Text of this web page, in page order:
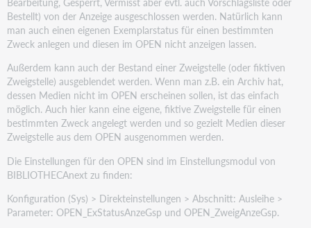
Bestellt) von der Anzeige ausgeschlossen werden. Natürlich kann
man auch einen eigenen Exemplarstatus für einen bestimmten
Zweck anlegen und diesen im OPEN nicht anzeigen lassen.
Außerdem kann auch der Bestand einer Zweigstelle (oder fiktiven
Zweigstelle) ausgeblendet werden. Wenn man z.B. ein Archiv hat,
dessen Medien nicht im OPEN erscheinen sollen, ist das einfach
möglich. Auch hier kann eine eigene, fiktive Zweigstelle für einen
bestimmten Zweck angelegt werden und so gezielt Medien dieser
Zweigstelle aus dem OPEN ausgenommen werden.
Die Einstellungen für den OPEN sind im Einstellungsmodul von
BIBLIOTHECAnext zu finden:
Konfiguration (Sys) > Direkteinstellungen > Abschnitt: Ausleihe >
Parameter: OPEN_ExStatusAnzeGsp und OPEN_ZweigAnzeGsp.